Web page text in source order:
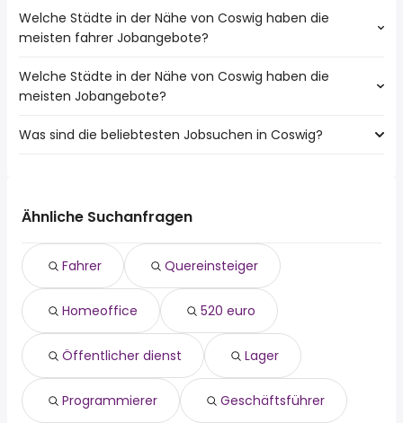
Welche Städte in der Nähe von Coswig haben die
meisten fahrer Jobangebote?
Städte in der Nähe von Coswig mit den meisten fahrer
Jobs:
Freiberg
Meißen
Wilsdruff
Dippoldiswalde
Welche Städte in der Nähe von Coswig haben die
meisten Jobangebote?
10 Städte in der Nähe von Coswig mit den meisten
Pirna
Meißen
Radeberg
Großenhain
Wilsdruff
Dippoldiswalde
Was sind die beliebtesten Jobsuchen in Coswig?
quereinsteiger
Öffentlicher dienst
lager
programmierer
geschäftsführer
kundenservice
Ähnliche Suchanfragen
Fahrer Quereinsteiger
Homeoffice 520 euro
Öffentlicher dienst Lager
Programmierer Geschäftsführer